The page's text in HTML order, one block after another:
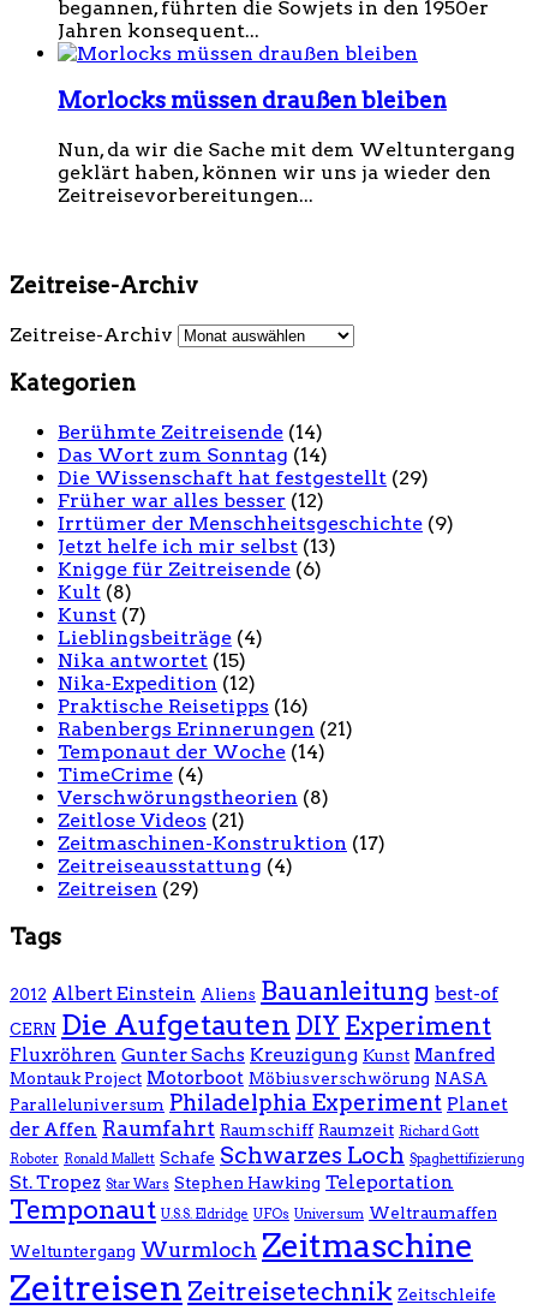
begannen, führten die Sowjets in den 1950er
Jahren konsequent...
Morlocks müssen draußen bleiben
Nun, da wir die Sache mit dem Weltuntergang
geklärt haben, können wir uns ja wieder den
Zeitreisevorbereitungen...
Zeitreise-Archiv
Zeitreise-Archiv
Kategorien
Berühmte Zeitreisende (14)
Das Wort zum Sonntag (14)
Die Wissenschaft hat festgestellt (29)
Früher war alles besser (12)
Irrtümer der Menschheitsgeschichte (9)
Jetzt helfe ich mir selbst (13)
Knigge für Zeitreisende (6)
Kult (8)
Kunst (7)
Lieblingsbeiträge (4)
Nika antwortet (15)
Nika-Expedition (12)
Praktische Reisetipps (16)
Rabenbergs Erinnerungen (21)
Temponaut der Woche (14)
TimeCrime (4)
Verschwörungstheorien (8)
Zeitlose Videos (21)
Zeitmaschinen-Konstruktion (17)
Zeitreiseausstattung (4)
Zeitreisen (29)
Tags
2012 Albert Einstein Aliens Bauanleitung best-of
CERN Die Aufgetauten DIY Experiment
Fluxröhren Gunter Sachs Kreuzigung Kunst Manfred
Montauk Project Motorboot Möbiusverschwörung NASA
Paralleluniversum Philadelphia Experiment Planet
der Affen Raumfahrt Raumschiff Raumzeit Richard Gott
Roboter Ronald Mallett Schafe Schwarzes Loch Spaghettifizierung
St. Tropez Star Wars Stephen Hawking Teleportation
Temponaut U.S.S. Eldridge UFOs Universum Weltraumaffen
Weltuntergang Wurmloch Zeitmaschine
Zeitreisen Zeitreisetechnik Zeitschleife